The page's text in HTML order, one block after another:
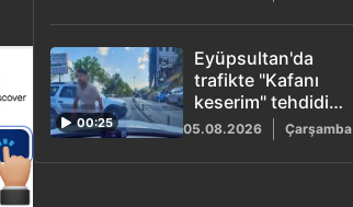
00:25
Eyüpsultan'da
trafikte "Kafanı
keserim" tehdidi!
Korna çalan
sürücünün önünü
kesti
05.08.2026 Çarşamba